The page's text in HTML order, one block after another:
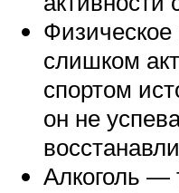
слишком
спортом
он не
Алкоголь —